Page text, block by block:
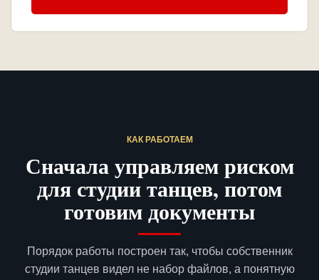
КАК РАБОТАЕМ
Сначала управляем риском
для студии танцев, потом
готовим документы
Порядок работы построен так, чтобы собственник
студии танцев видел не набор файлов, а понятную